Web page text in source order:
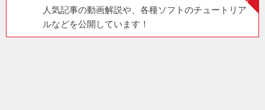
人気記事の動画解説や、各種ソフトのチュートリア
ルなどを公開しています！